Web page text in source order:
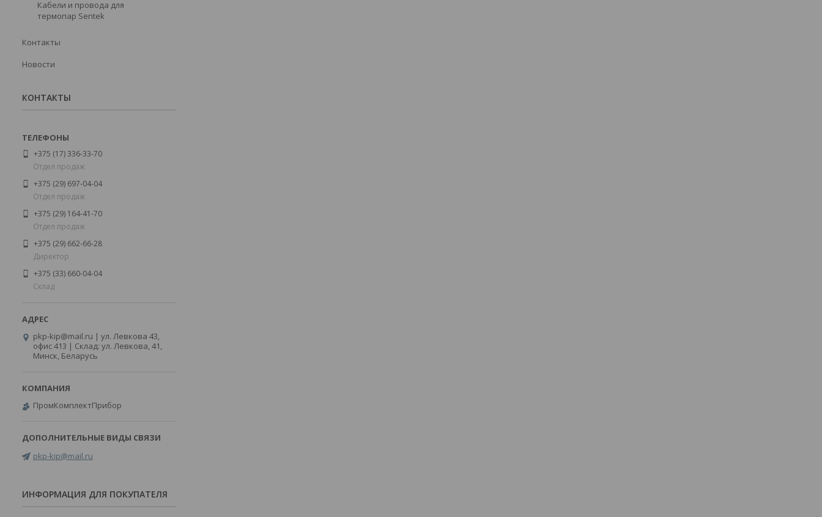
Кабели и провода для
термопар Sentek
Контакты
Новости
КОНТАКТЫ
+375 (17) 336-33-70
Отдел продаж
+375 (29) 697-04-04
Отдел продаж
+375 (29) 164-41-70
Отдел продаж
+375 (29) 662-66-28
Директор
+375 (33) 660-04-04
Склад
pkp-kip@mail.ru | ул. Левкова 43,
офис 413 | Склад: ул. Левкова, 41,
Минск, Беларусь
ПромКомплектПрибор
pkp-kip@mail.ru
ИНФОРМАЦИЯ ДЛЯ ПОКУПАТЕЛЯ